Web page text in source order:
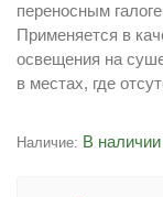
переносным
Применяется в
освещения на
в местах, где
Наличие: В наличии